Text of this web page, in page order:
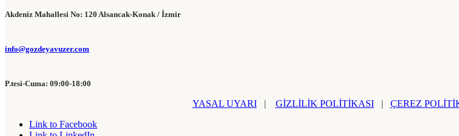
Akdeniz Mahallesi No: 120 Alsancak-Konak / İzmir
info@gozdeyavuzer.com
P.tesi-Cuma: 09:00-18:00
YASAL UYARI| GİZLİLİK POLİTİKASI| ÇEREZ
Link to Facebook